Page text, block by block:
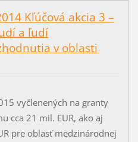
Kľúčová akcia 3 –
a ľudí
v oblasti
vyčlenených na granty
cca 21 mil. EUR, ako aj
pre oblasť medzinárodnej